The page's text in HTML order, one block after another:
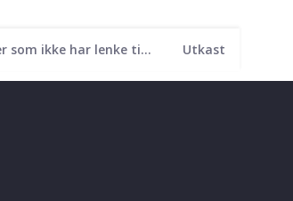
Sider som ikke har lenke til seg Utkast